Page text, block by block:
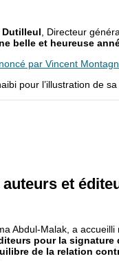
Dutilleul , Directeur
belle et heureuse
par Vincent
pour l’illustration de
et
Abdul-Malak, a accueilli
pour la signature
de la relation